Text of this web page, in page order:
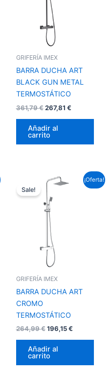
GRIFERÍA IMEX
BARRA DUCHA ART
BLACK GUN METAL
TERMOSTÁTICO
361,79€ 267,81 €
Añadir al
carrito
¡Oferta!
Sale!
GRIFERÍA IMEX
BARRA DUCHA ART
CROMO
TERMOSTÁTICO
264,99€
El
precio
original
era:
264,99 €.
196,15€
precio
Añadir al
carrito